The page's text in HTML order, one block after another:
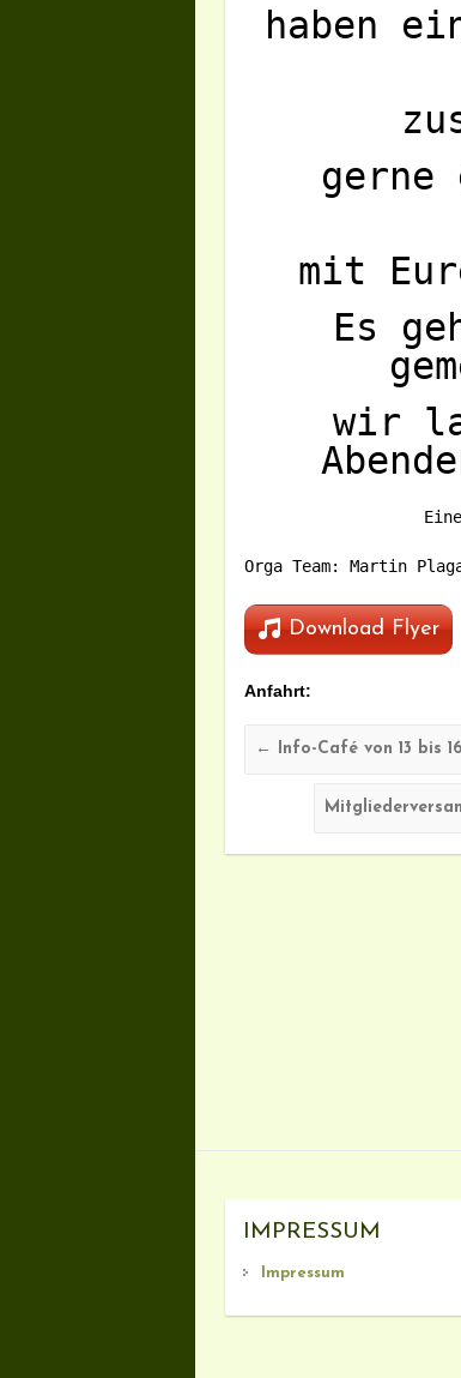
haben
mit
Es
wir
Orga Team: Martin
Download Flyer
Anfahrt:
← Info-Café von 13 bis
IMPRESSUM
Impressum